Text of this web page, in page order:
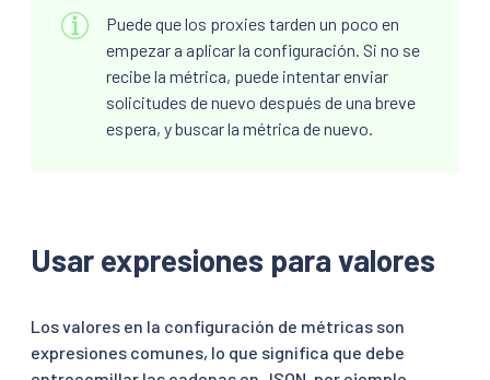
Puede que los proxies tarden un poco en
empezar a aplicar la configuración. Si no se
recibe la métrica, puede intentar enviar
solicitudes de nuevo después de una breve
espera, y buscar la métrica de nuevo.
Usar expresiones para valores
Los valores en la configuración de métricas son
expresiones comunes, lo que significa que debe